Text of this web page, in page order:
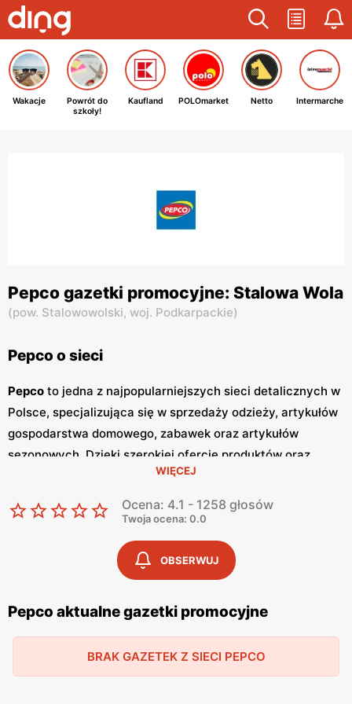
Wakacje
Powrót do
szkoły!
Kaufland POLOmarket Netto Intermarche
Pepco gazetki promocyjne: Stalowa Wola
(pow. Stalowowolski, woj. Podkarpackie)
Pepco o sieci
Pepco to jedna z najpopularniejszych sieci detalicznych w
Polsce, specjalizująca się w sprzedaży odzieży, artykułów
gospodarstwa domowego, zabawek oraz artykułów
sezonowych. Dzięki szerokiej ofercie produktów oraz
Pepcozdobyło zaufanie milionów
klientów w kraju. Główną zaletą tej sieci jest dbałość o
zapewnienieniskich cen, co sprawia, że zakupy w
są dostępne dla szerokiej grupy odbiorców. Jednym z
kluczowych elementów strategii marketingowej
regularnie wydawanegazetki promocyjne
publikowane co dwa tygodnie, a każda z nich zawiera
bogaty wybór produktów w obniżonych cenach. Dzięki
i okazjami, co pozwala im na planowanie
WIĘCEJ
Ocena: 4.1 - 1258 głosów
Twoja ocena: 0.0
OBSERWUJ
Pepco aktualne gazetki promocyjne
BRAK GAZETEK Z SIECI PEPCO